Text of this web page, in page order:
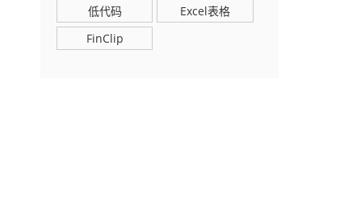
低代码
Excel表格
FinClip